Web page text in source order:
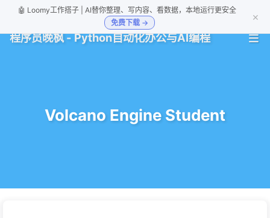
🤖 Loomy工作搭子 | AI替你整理、写内容、看数据，本地运行更安全
免费下载 →
×
程序员晚枫 - Python自动化办公与AI编程
Volcano Engine Student